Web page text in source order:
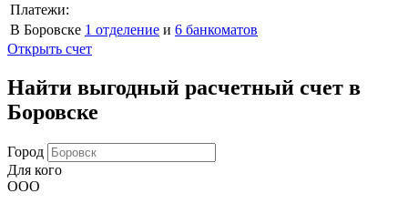
Платежи:
В Боровске 1 отделение и 6 банкоматов
Открыть счет
Найти выгодный расчетный счет в
Боровске
Город
Для кого
ООО